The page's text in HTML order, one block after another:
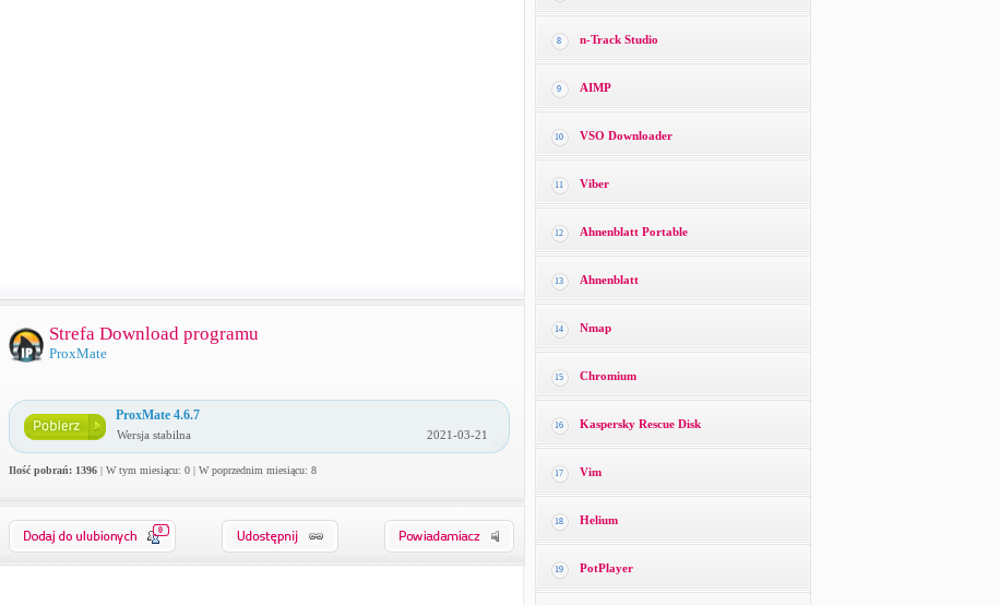
Strefa Download programu
ProxMate
ProxMate 4.6.7
Wersja stabilna 2021-03-21
Ilość pobrań: 1396| W tym miesiącu: 0 | W poprzednim miesiącu: 8
0
8 n-Track Studio
9 AIMP
10 VSO Downloader
11 Viber
12 Ahnenblatt Portable
13 Ahnenblatt
14 Nmap
15 Chromium
16 Kaspersky Rescue Disk
17 Vim
18 Helium
19 PotPlayer